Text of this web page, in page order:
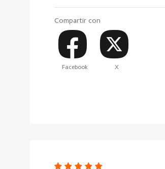
Compartir con
Facebook X